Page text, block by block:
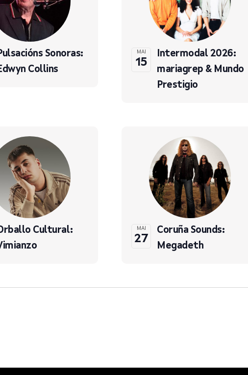
Sonoras:
Collins
MAI
15
Intermodal 2026:
mariagrep & Mundo
Prestigio
Cultural:
MAI
27
Coruña Sounds:
Megadeth